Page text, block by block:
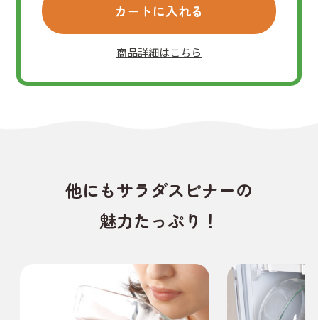
カートに入れる
商品詳細はこちら
他にもサラダスピナーの
魅力たっぷり！